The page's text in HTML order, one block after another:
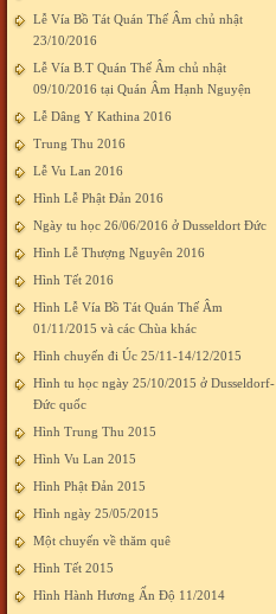
Lễ Vía Bồ Tát Quán Thế Âm chủ nhật
23/10/2016
Lễ Vía B.T Quán Thế Âm chủ nhật
09/10/2016 tại Quán Âm Hạnh Nguyện
Lễ Dâng Y Kathina 2016
Trung Thu 2016
Lễ Vu Lan 2016
Hình Lễ Phật Đản 2016
Ngày tu học 26/06/2016 ở Dusseldort Đức
Hình Lễ Thượng Nguyên 2016
Hình Tết 2016
Hình Lễ Vía Bồ Tát Quán Thế Âm
01/11/2015 và các Chùa khác
Hình chuyến đi Úc 25/11-14/12/2015
Hình tu học ngày 25/10/2015 ở Dusseldorf-
Đức quốc
Hình Trung Thu 2015
Hình Vu Lan 2015
Hình Phật Đản 2015
Hình ngày 25/05/2015
Một chuyến về thăm quê
Hình Tết 2015
Hình Hành Hương Ấn Độ 11/2014